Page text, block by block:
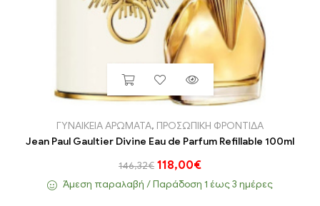
ΓΥΝΑΙΚΕΙΑ ΑΡΩΜΑΤΑ, ΠΡΟΣΩΠΙΚΗ ΦΡΟΝΤΙΔΑ
Jean Paul Gaultier Divine Eau de Parfum Refillable 100ml
146,32€ 118,00€
Άμεση παραλαβή / Παράδoση 1 έως 3 ημέρες